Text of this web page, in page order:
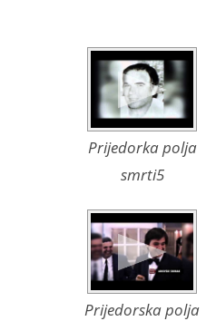
Prijedorka polja
smrti5
Prijedorska polja